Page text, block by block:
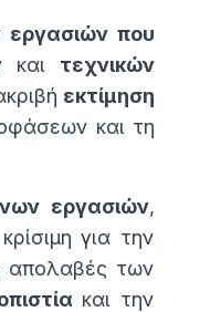
εργασιών που
και τεχνικών
εκτίμηση
και τη
εργασιών,
για την
απολαβές των
και την